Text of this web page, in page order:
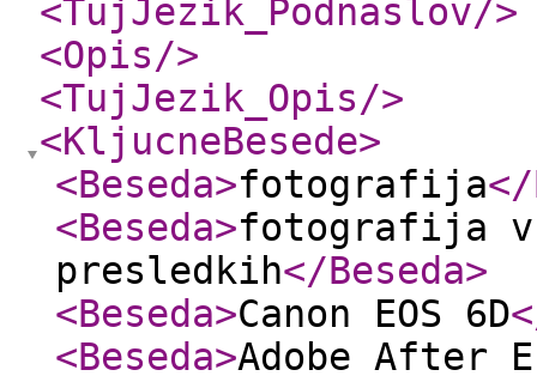
<TujJezik_Podnaslov/>
<Opis/>
<TujJezik_Opis/>
<KljucneBesede>
<Beseda>fotografija</
<Beseda>fotografija v
presledkih</Beseda>
<Beseda>Canon EOS 6D
<Beseda>Adobe After